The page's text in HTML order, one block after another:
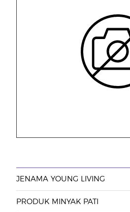
JENAMA YOUNG LIVING
PRODUK MINYAK PATI